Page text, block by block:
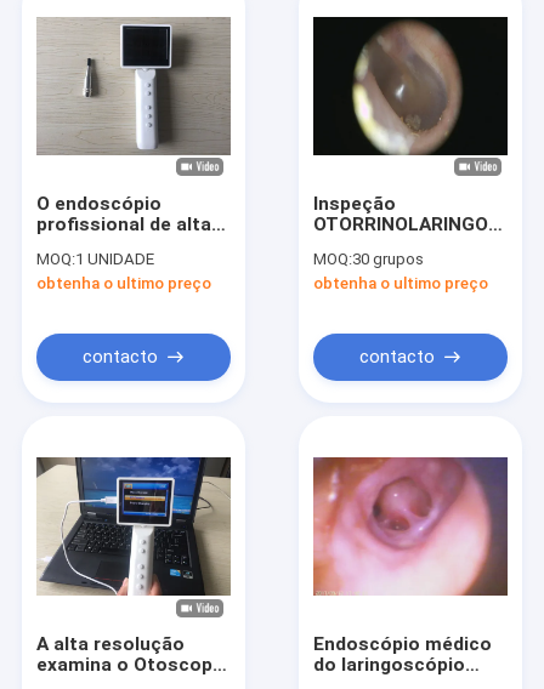
O endoscópio
profissional de alta
Larygoscope
examina a câmera
tímpano
MOQ:1 UNIDADE
obtenha o ultimo preço
contacto
Inspeção
video de Digitas do
corpo humano com o
MOQ:30 grupos
obtenha o ultimo preço
contacto
A alta resolução
examina o Otoscope
Endoscópio médico
do laringoscópio